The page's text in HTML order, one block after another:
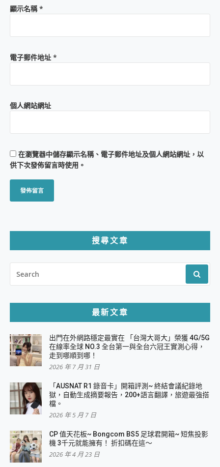
顯示名稱*
電子郵件地址 *
個人網站網址
在瀏覽器中儲存顯示名稱、電子郵件地址及個人網站網址，以
供下次發佈留言時使用。
搜尋文章
FOR:
最新文章
出門在外網路穩定最實在 「台灣大哥大」榮獲 4G/5G
在線率全球 NO.3 全台第一與全台六冠王實測心得，
走到哪順到哪！
2026 年 7 月 31 日
「AUSNAT R1 錄音卡」開箱評測~ 終結會議紀錄地
獄，自動生成摘要報告，200+語言翻譯，旅遊最強搭
檔。
2026 年 5 月 7 日
CP 值天花板~ Bongcom BS5 足球君開箱~ 短焦投影
機 3千元就能擁有！ 折扣碼在這～
2026 年 4 月 23 日